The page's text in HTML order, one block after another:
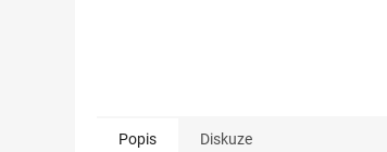
Popis Diskuze